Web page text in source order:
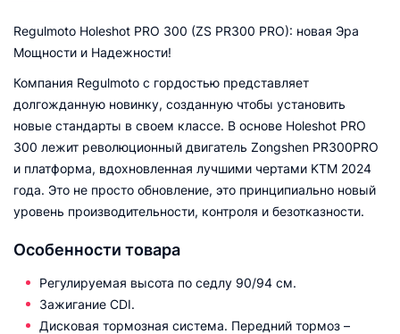
Regulmoto Holeshot PRO 300 (ZS PR300 PRO): новая Эра
Мощности и Надежности!
Компания Regulmoto с гордостью представляет
долгожданную новинку, созданную чтобы установить
новые стандарты в своем классе. В основе Holeshot PRO
300 лежит революционный двигатель Zongshen PR300PRO
и платформа, вдохновленная лучшими чертами KTM 2024
года. Это не просто обновление, это принципиально новый
уровень производительности, контроля и безотказности.
Особенности товара
Регулируемая высота по седлу 90/94 см.
Зажигание CDI.
Дисковая тормозная система. Передний тормоз –